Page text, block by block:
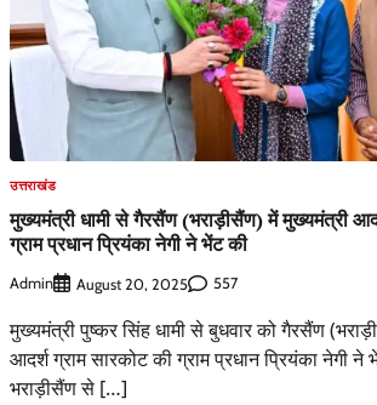
उत्तराखंड
मुख्यमंत्री धामी से गैरसैंण (भराड़ीसैंण) में मुख्यमंत्री
ग्राम प्रधान प्रियंका नेगी ने भेंट की
Admin August 20, 2025 557
मुख्यमंत्री पुष्कर सिंह धामी से बुधवार को गैरसैंण
आदर्श ग्राम सारकोट की ग्राम प्रधान प्रियंका नेगी ने
भराड़ीसैंण से […]